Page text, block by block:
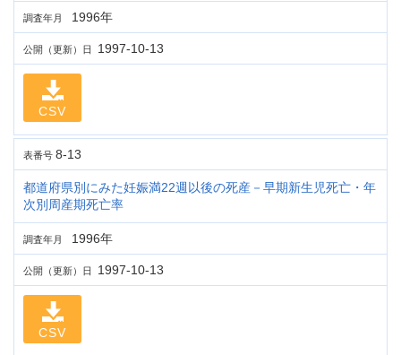
調査年月 1996年
公開（更新）日 1997-10-13
CSV
表番号 8-13
都道府県別にみた妊娠満22週以後の死産－早期新生児死亡・年
次別周産期死亡率
調査年月 1996年
公開（更新）日 1997-10-13
CSV